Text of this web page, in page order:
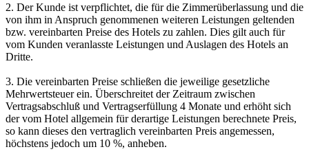
2. Der Kunde ist verpflichtet, die für die Zimmerüberlassung und die
von ihm in Anspruch genommenen weiteren Leistungen geltenden
bzw. vereinbarten Preise des Hotels zu zahlen. Dies gilt auch für
vom Kunden veranlasste Leistungen und Auslagen des Hotels an
Dritte.
3. Die vereinbarten Preise schließen die jeweilige gesetzliche
Mehrwertsteuer ein. Überschreitet der Zeitraum zwischen
Vertragsabschluß und Vertragserfüllung 4 Monate und erhöht sich
der vom Hotel allgemein für derartige Leistungen berechnete Preis,
so kann dieses den vertraglich vereinbarten Preis angemessen,
höchstens jedoch um 10 %, anheben.